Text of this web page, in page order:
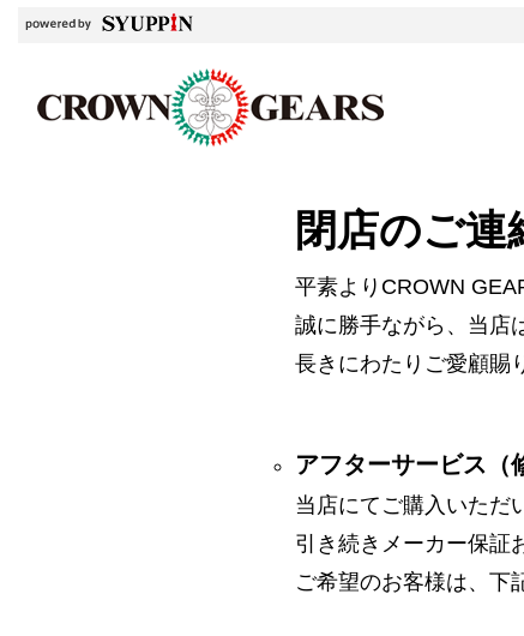
閉店のご連
平素よりCROWN
誠に勝手ながら、当店
長きにわたりご愛顧賜
アフターサービス（
当店にてご購入いただ
引き続きメーカー保証
ご希望のお客様は、下